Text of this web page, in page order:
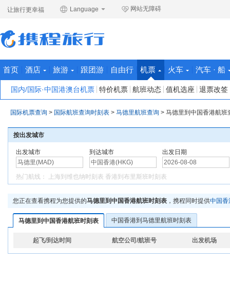
让旅行更幸福 Language 网站无障碍
首页 酒店 旅游 跟团游 自由行 机票
国内/国际·中国港澳台机票 特价机票 航班动态 值机选座 退票改签
火车 汽车 · 船
国际机票查询 > 国际航班查询时刻表 > 马德里航班查询 > 马德里到中国香港航班
按出发城市
出发城市 到达城市 出发日期
热门航线： 上海到维也纳时刻表 香港到布里斯班时刻表
您正在查看携程为您提供的马德里到中国香港航班时刻表 ，携程同时提供中国香
马德里到中国香港航班时刻表 中国香港到马德里航班时刻表
起飞/到达时间 航空公司/航班号 出发机场